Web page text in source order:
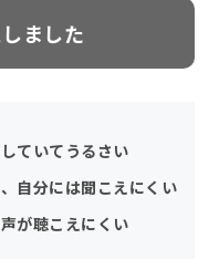
ました
ていてうるさい
自分には聞こえにくい
が聴こえにくい